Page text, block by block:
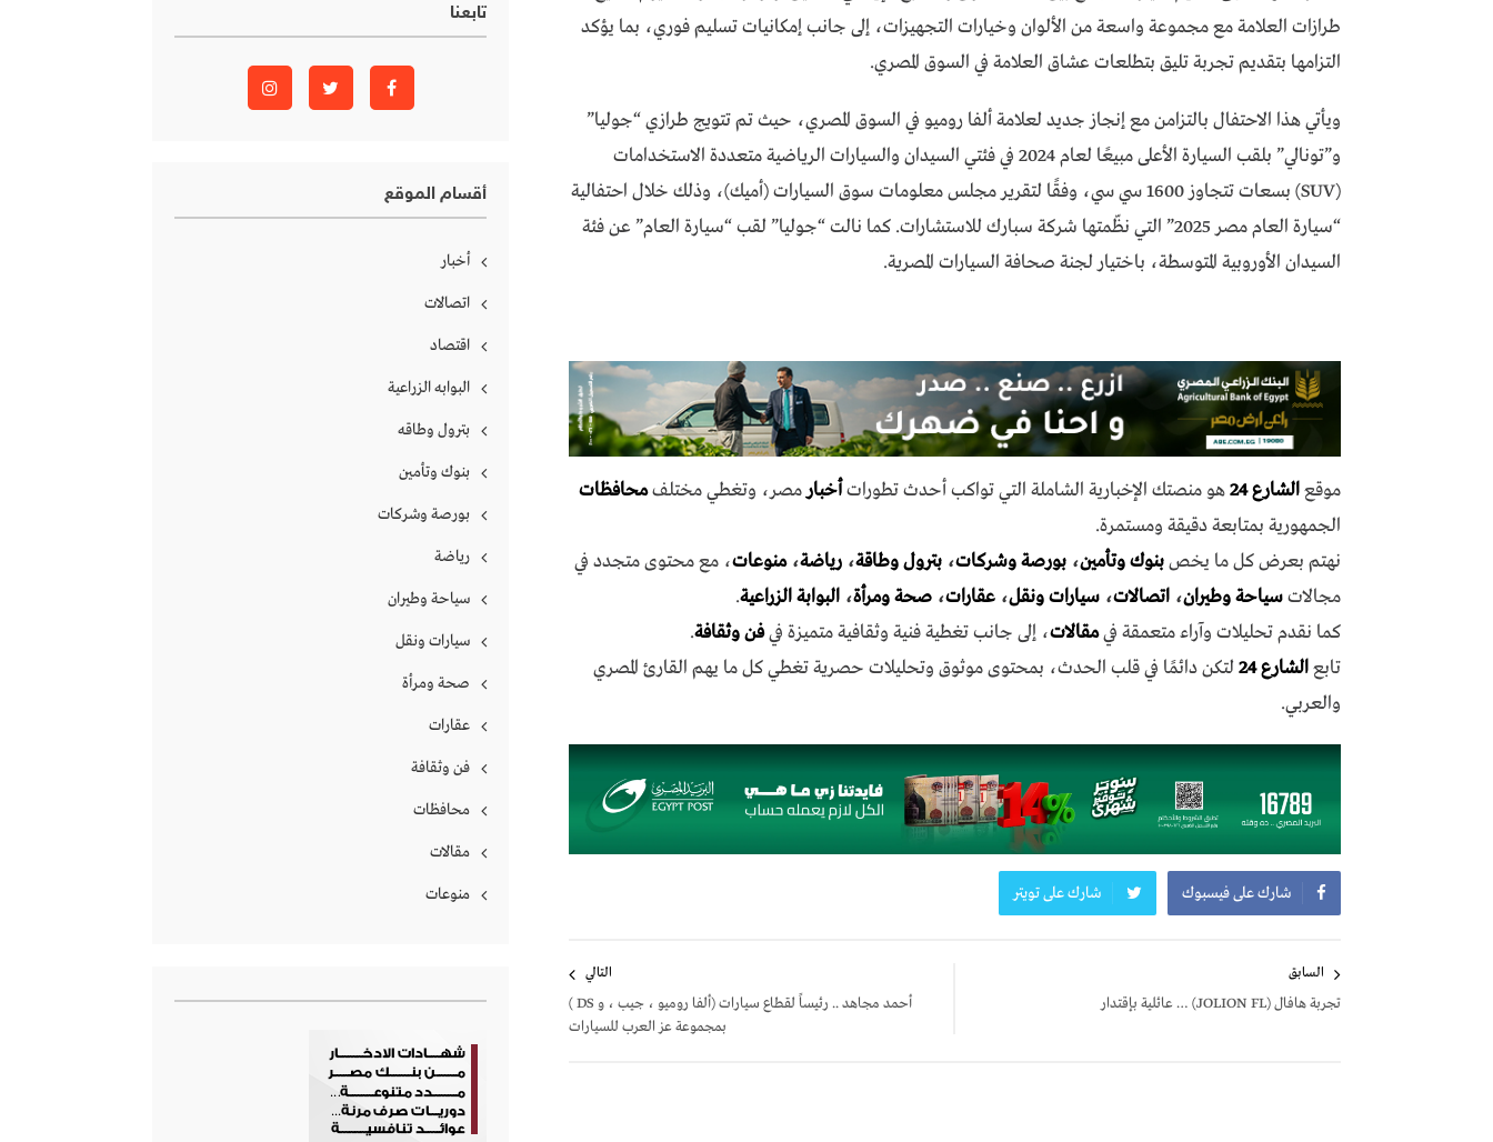
طرازات العلامة مع مجموعة واسعة من الألوان وخيارات التجهيزات، إلى جانب إمكانيات تسليم فوري، بما يؤكد
التزامها بتقديم تجربة تليق بتطلعات عشاق العلامة في السوق المصري.
ويأتي هذا الاحتفال بالتزامن مع إنجاز جديد لعلامة ألفا روميو في السوق المصري، حيث تم تتويج طرازي “جوليا”
و”تونالي” بلقب السيارة الأعلى مبيعًا لعام 2024 في فئتي السيدان والسيارات الرياضية متعددة الاستخدامات
(SUV) بسعات تتجاوز 1600 سي سي، وفقًا لتقرير مجلس معلومات سوق السيارات (أميك)، وذلك خلال احتفالية
“سيارة العام مصر 2025” التي نظّمتها شركة سبارك للاستشارات. كما نالت “جوليا” لقب “سيارة العام” عن فئة
السيدان الأوروبية المتوسطة، باختيار لجنة صحافة السيارات المصرية.
موقعالشارع 24 هو منصتك الإخبارية الشاملة التي تواكب أحدث تطوراتأخبار مصر، وتغطي مختلفمحافظات
الجمهورية بمتابعة دقيقة ومستمرة.
نهتم بعرض كل ما يخصبنوك وتأمين، بورصة وشركات، بترول وطاقة، رياضة،منوعات، مع محتوى متجدد في
مجالاتسياحة وطيران، اتصالات، سيارات ونقل، عقارات، صحة ومرأة، البوابة الزراعية.
كما نقدم تحليلات وآراء متعمقة فيمقالات، إلى جانب تغطية فنية وثقافية متميزة فيفن وثقافة.
تابعالشارع 24
لتكن دائمًا في قلب الحدث، بمحتوى موثوق وتحليلات حصرية تغطي كل ما يهم القارئ المصري
والعربي.
شارك على فيسبوك شارك على تويتر
المقالات
السابق
تجربة هافال (JOLION FL) … عائلية بإقتدار
التالي
أحمد مجاهد .. رئيساً لقطاع سيارات (ألفا روميو ، جيب ، و DS )
بمجموعة عز العرب للسيارات
تابعنا
أقسام الموقع
أخبار
اتصالات
اقتصاد
البوابه الزراعية
بترول وطاقه
بنوك وتأمين
بورصة وشركات
رياضة
سياحة وطيران
سيارات ونقل
صحة ومرأة
عقارات
فن وثقافة
محافظات
مقالات
منوعات